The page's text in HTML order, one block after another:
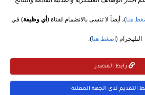
هنا)، أيضاً لا تنسى بالانضمام لقناة ( أي وظيفة) في
التليجرام (اضغط هنا).
رابط المصدر
التقديم لدى الجهة المعلنة